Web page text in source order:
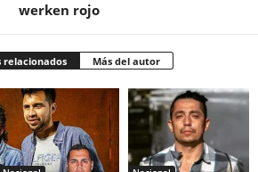
werken rojo
relacionados Más del autor